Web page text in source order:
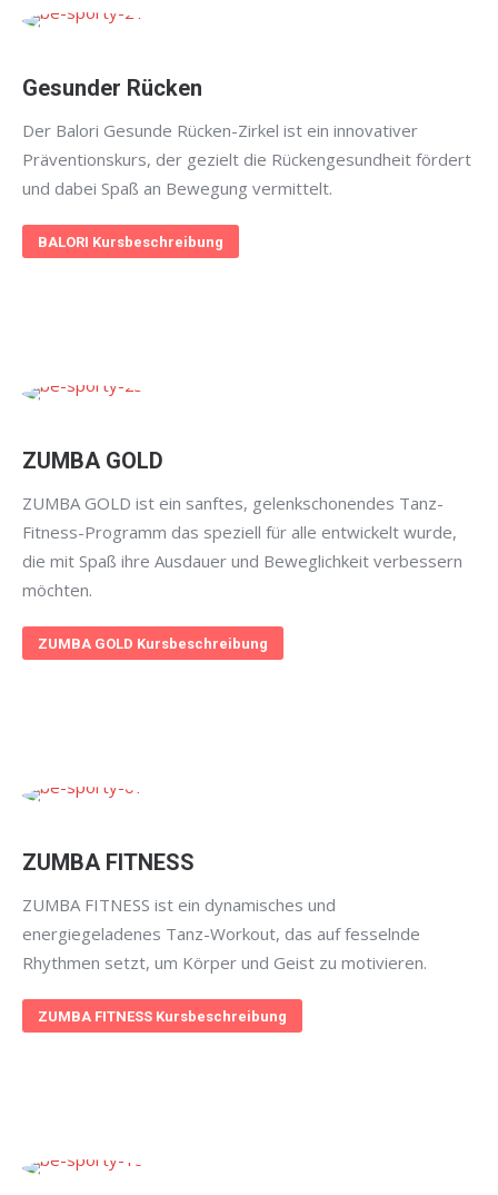
Gesunder Rücken
Der Balori Gesunde Rücken-Zirkel ist ein innovativer
Präventionskurs, der gezielt die Rückengesundheit fördert
und dabei Spaß an Bewegung vermittelt.
BALORI Kursbeschreibung
ZUMBA GOLD
ZUMBA GOLD ist ein sanftes, gelenkschonendes Tanz-
Fitness-Programm das speziell für alle entwickelt wurde,
die mit Spaß ihre Ausdauer und Beweglichkeit verbessern
möchten.
ZUMBA GOLD Kursbeschreibung
ZUMBA FITNESS
ZUMBA FITNESS ist ein dynamisches und
energiegeladenes Tanz-Workout, das auf fesselnde
Rhythmen setzt, um Körper und Geist zu motivieren.
ZUMBA FITNESS Kursbeschreibung